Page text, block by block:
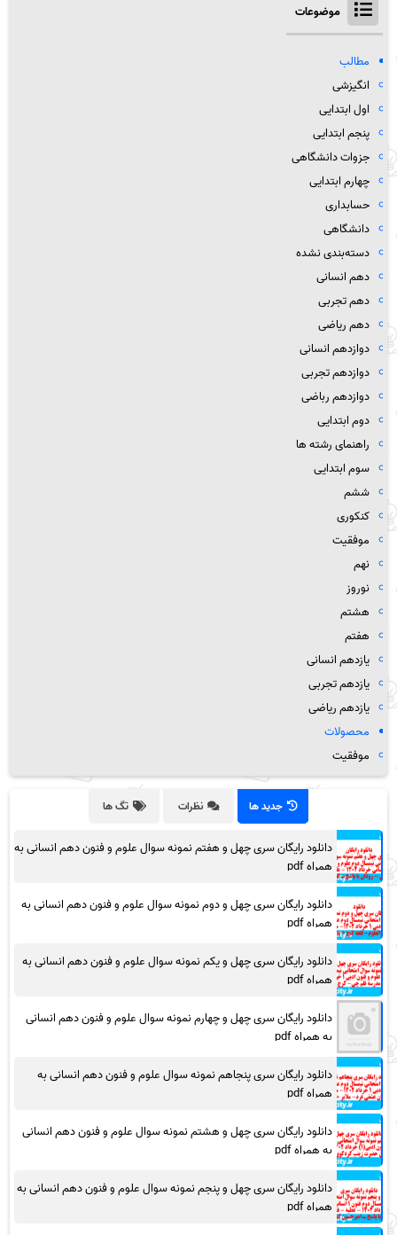
موضوعات
مطالب
انگیزشی
اول ابتدایی
پنجم ابتدایی
جزوات دانشگاهی
چهارم ابتدایی
حسابداری
دانشگاهی
دسته‌بندی نشده
دهم انسانی
دهم تجربی
دهم ریاضی
دوازدهم انسانی
دوازدهم تجربی
دوازدهم رباضی
دوم ابتدایی
راهنمای رشته ها
سوم ابتدایی
ششم
کنکوری
موفقیت
نهم
نوروز
هشتم
هفتم
یازدهم انسانی
یازدهم تجربی
یازدهم ریاضی
محصولات
موفقیت
جدید ها نظرات تگ ها
دانلود رایگان سری چهل و هفتم نمونه سوال علوم و فنون دهم انسانی به
همراه pdf
دانلود رایگان سری چهل و دوم نمونه سوال علوم و فنون دهم انسانی به
همراه pdf
دانلود رایگان سری چهل و یکم نمونه سوال علوم و فنون دهم انسانی به
همراه pdf
دانلود رایگان سری چهل و چهارم نمونه سوال علوم و فنون دهم انسانی
به همراه pdf
دانلود رایگان سری پنجاهم نمونه سوال علوم و فنون دهم انسانی به
همراه pdf
دانلود رایگان سری چهل و هشتم نمونه سوال علوم و فنون دهم انسانی
به همراه pdf
دانلود رایگان سری چهل و پنجم نمونه سوال علوم و فنون دهم انسانی به
همراه pdf